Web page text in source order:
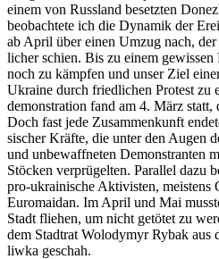
einem von Russ­land besetz­ten
beob­ach­tete ich die Dynamik der
ab April über einen Umzug nach,
li­cher schien. Bis zu einem
noch zu kämpfen und unser Ziel
Ukraine durch fried­li­chen Protest zu
de­mons­tra­tion fand am 4. März
Doch fast jede Zusam­men­kunft
si­scher Kräfte, die unter den Augen
und unbe­waff­ne­ten Demons­tran­ten
Stöcken ver­prü­gel­ten. Par­al­lel dazu
pro-ukrai­ni­sche Akti­vis­ten, meis­tens
Euro­mai­dan. Im April und Mai
Stadt fliehen, um nicht getötet zu
dem Stadt­rat Wolo­dymyr Rybak aus
liwka geschah.